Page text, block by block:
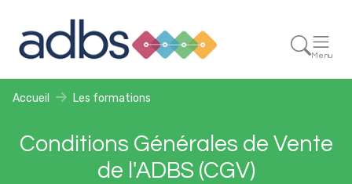
Menu
Accueil Les formations
Conditions Générales de Vente
de l'ADBS (CGV)